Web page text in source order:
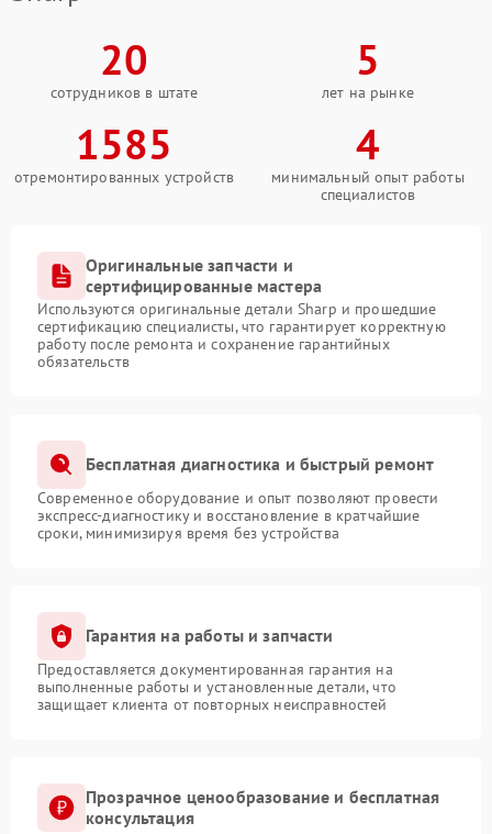
20
сотрудников в штате
5
лет на рынке
1585
отремонтированных устройств
4
минимальный опыт работы
специалистов
Оригинальные запчасти и
сертифицированные мастера
Используются оригинальные детали Sharp и прошедшие
сертификацию специалисты, что гарантирует корректную
работу после ремонта и сохранение гарантийных
обязательств
Бесплатная диагностика и быстрый ремонт
Современное оборудование и опыт позволяют провести
экспресс-диагностику и восстановление в кратчайшие
сроки, минимизируя время без устройства
Гарантия на работы и запчасти
Предоставляется документированная гарантия на
выполненные работы и установленные детали, что
защищает клиента от повторных неисправностей
Прозрачное ценообразование и бесплатная
консультация